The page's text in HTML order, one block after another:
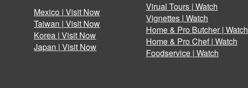
Mexico | Visit Now
Taiwan | Visit Now
Korea | Visit Now
Japan | Visit Now
Virual Tours | Watch
Vignettes | Watch
Home & Pro Butcher | Watch
Home & Pro Chef | Watch
Foodservice | Watch